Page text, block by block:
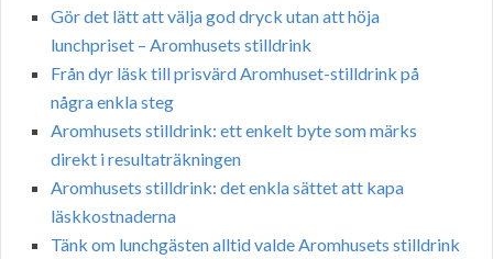
Gör det lätt att välja god dryck utan att höja
lunchpriset – Aromhusets stilldrink
Från dyr läsk till prisvärd Aromhuset-stilldrink på
några enkla steg
Aromhusets stilldrink: ett enkelt byte som märks
direkt i resultaträkningen
Aromhusets stilldrink: det enkla sättet att kapa
läskkostnaderna
Tänk om lunchgästen alltid valde Aromhusets stilldrink